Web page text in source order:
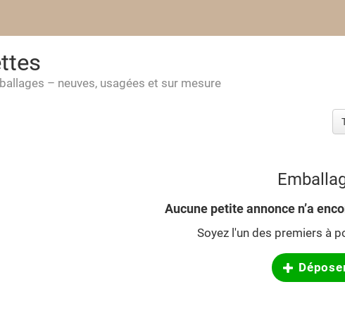
– neuves, usagées et sur mesure
Aucune petite annonce n’a
Soyez l'un des premiers à